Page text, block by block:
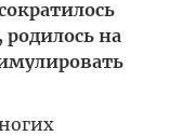
родилось на